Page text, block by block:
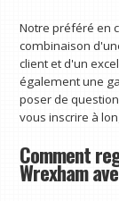
Notre préféré en
combinaison
client et d'un
également une
poser de
vous inscrire à
Comment
Wrexham